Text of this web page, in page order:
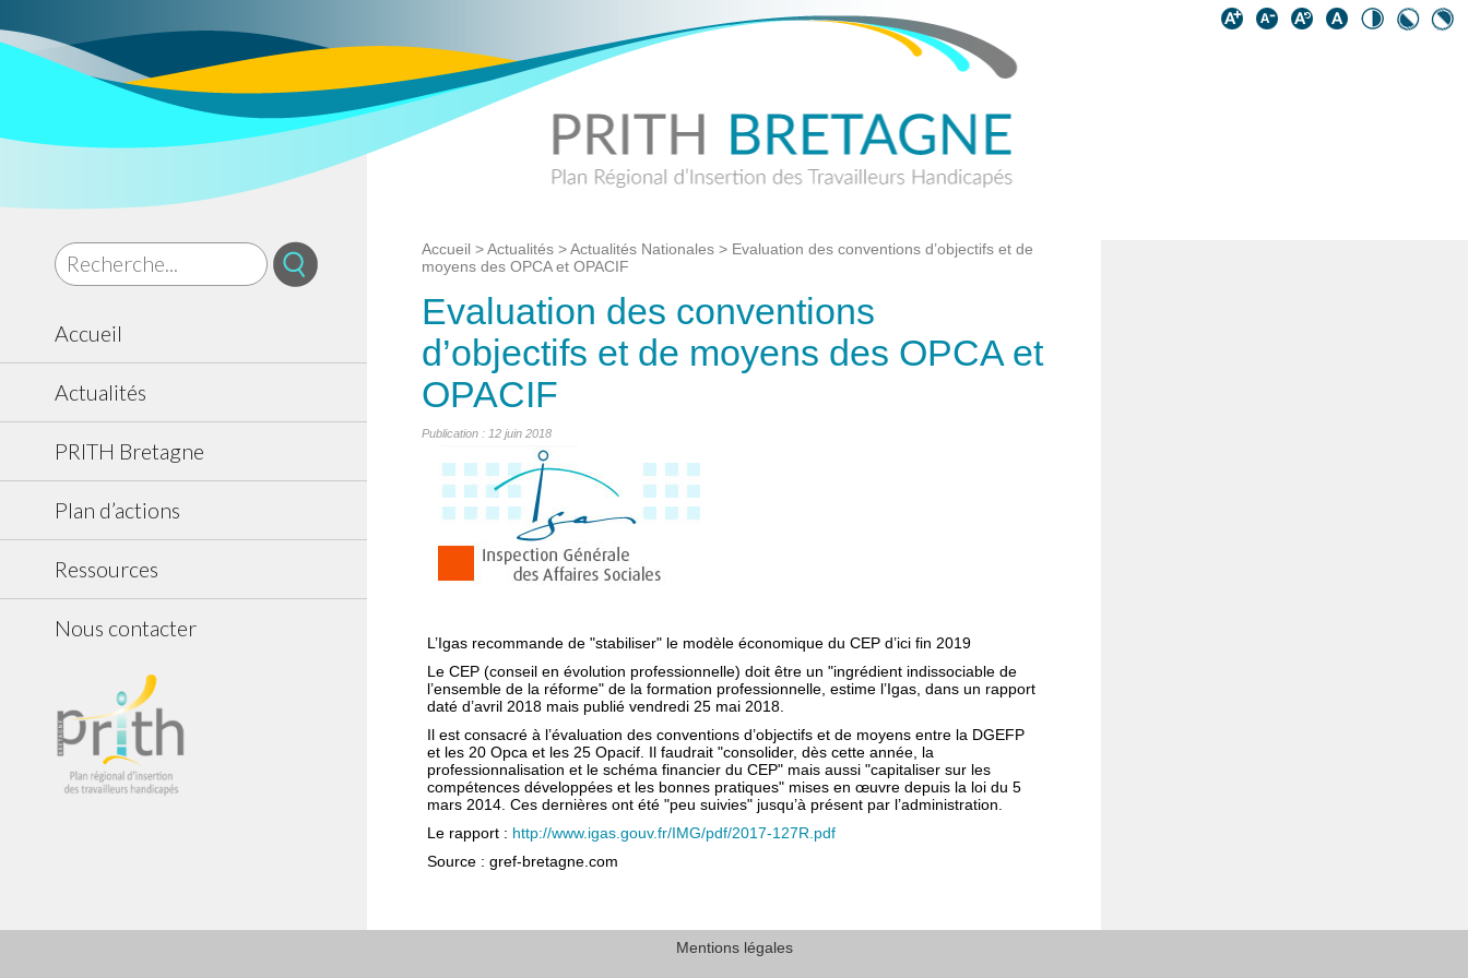
Accueil
Actualités
PRITH Bretagne
Plan d’actions
Ressources
Nous contacter
Accueil >Actualités >Actualités Nationales > Evaluation des conventions d’objectifs et de
moyens des OPCA et OPACIF
Evaluation des conventions
d’objectifs et de moyens des OPCA et
OPACIF
Publication : 12 juin 2018
L’Igas recommande de "stabiliser" le modèle économique du CEP d’ici fin 2019
Le CEP (conseil en évolution professionnelle) doit être un "ingrédient indissociable de
l’ensemble de la réforme" de la formation professionnelle, estime l’Igas, dans un rapport
daté d’avril 2018 mais publié vendredi 25 mai 2018.
Il est consacré à l’évaluation des conventions d’objectifs et de moyens entre la DGEFP
et les 20 Opca et les 25 Opacif. Il faudrait "consolider, dès cette année, la
professionnalisation et le schéma financier du CEP" mais aussi "capitaliser sur les
compétences développées et les bonnes pratiques" mises en œuvre depuis la loi du 5
mars 2014. Ces dernières ont été "peu suivies" jusqu’à présent par l’administration.
Le rapport : http://www.igas.gouv.fr/IMG/pdf/2017-127R.pdf
Source : gref-bretagne.com
Mentions légales